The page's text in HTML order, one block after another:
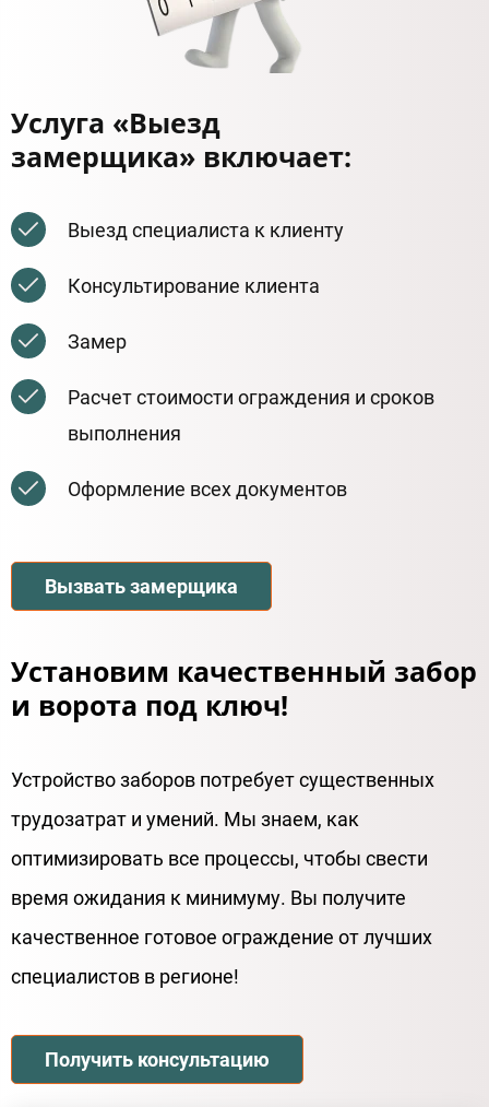
Услуга «Выезд
замерщика» включает:
Выезд специалиста к клиенту
Консультирование клиента
Замер
Расчет стоимости ограждения и сроков
выполнения
Оформление всех документов
Вызвать замерщика
Установим качественный забор
и ворота под ключ!
Устройство заборов потребует существенных
трудозатрат и умений. Мы знаем, как
оптимизировать все процессы, чтобы свести
время ожидания к минимуму. Вы получите
качественное готовое ограждение от лучших
специалистов в регионе!
Получить консультацию